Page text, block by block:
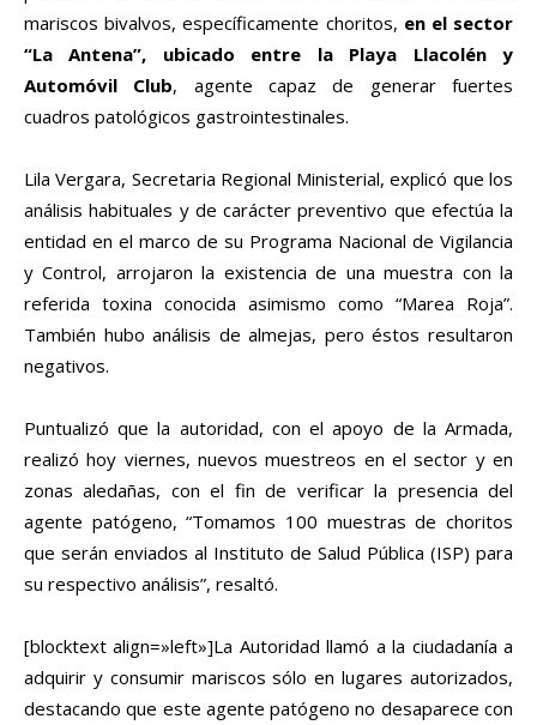
mariscos bivalvos, específicamente choritos, en el sector
“La Antena”, ubicado entre la Playa Llacolén y
Automóvil Club, agente capaz de generar fuertes
cuadros patológicos gastrointestinales.
Lila Vergara, Secretaria Regional Ministerial, explicó que los
análisis habituales y de carácter preventivo que efectúa la
entidad en el marco de su Programa Nacional de Vigilancia
y Control, arrojaron la existencia de una muestra con la
referida toxina conocida asimismo como “Marea Roja”.
También hubo análisis de almejas, pero éstos resultaron
negativos.
Puntualizó que la autoridad, con el apoyo de la Armada,
realizó hoy viernes, nuevos muestreos en el sector y en
zonas aledañas, con el fin de verificar la presencia del
agente patógeno, “Tomamos 100 muestras de choritos
que serán enviados al Instituto de Salud Pública (ISP) para
su respectivo análisis”, resaltó.
[blocktext align=»left»]La Autoridad llamó a la ciudadanía a
adquirir y consumir mariscos sólo en lugares autorizados,
destacando que este agente patógeno no desaparece con